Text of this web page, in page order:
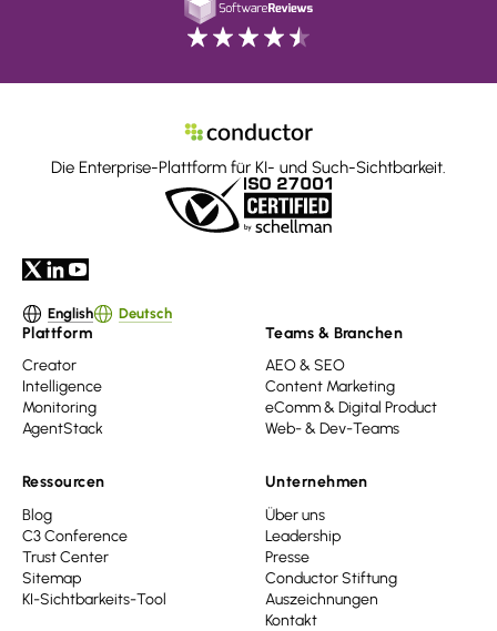
Die Enterprise-Plattform für KI- und Such-Sichtbarkeit.
English Deutsch
Plattform
Creator
Intelligence
Monitoring
AgentStack
Teams & Branchen
AEO & SEO
Content Marketing
eComm & Digital Product
Web- & Dev-Teams
Ressourcen
Blog
C3 Conference
Trust Center
Sitemap
KI-Sichtbarkeits-Tool
Unternehmen
Über uns
Leadership
Presse
Conductor Stiftung
Auszeichnungen
Kontakt